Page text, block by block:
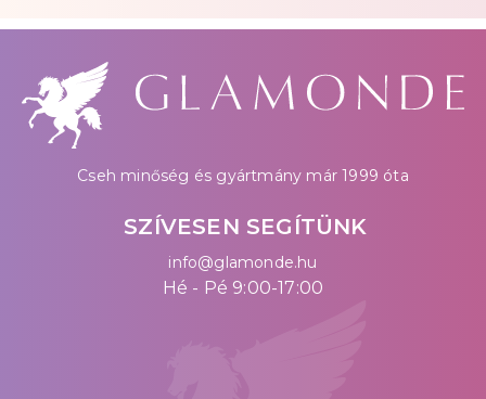
Cseh minőség és gyártmány már 1999 óta
SZÍVESEN SEGÍTÜNK
info@glamonde.hu
Hé - Pé 9:00-17:00